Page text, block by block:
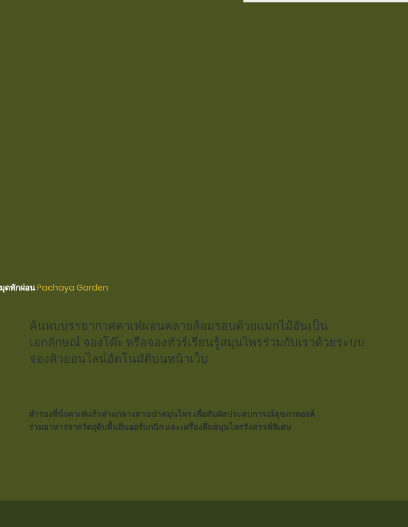
ดพักผ่อนPachaya Garden
ค้นพบบรรยากาศคาเฟ่ผ่อนคลายล้อมรอบด้วยแมกไม้อันเป็น
เอกลักษณ์ จองโต๊ะ หรือจองทัวร์เรียนรู้สมุนไพรร่วมกับเราด้วยระบบ
จองคิวออนไลน์อัตโนมัติบนหน้าเว็บ
สำรองที่นั่งคาเฟ่แก้วท่ามกลางสวนป่าสมุนไพร เพื่อสัมผัสประสบการณ์สุขภาพองค์
รวมอาหารจากวัตถุดิบพื้นถิ่นออร์แกนิก และเครื่องดื่มสมุนไพรรังสรรค์พิเศษ